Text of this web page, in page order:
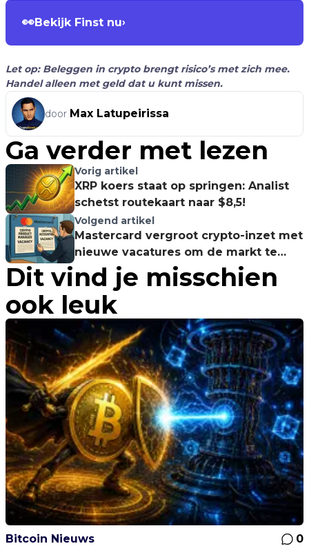
👀Bekijk Finst nu›
Let op: Beleggen in crypto brengt risico’s met zich mee.
Handel alleen met geld dat u kunt missen.
door Max Latupeirissa
Ga verder met lezen
Vorig artikel
XRP koers staat op springen: Analist
schetst routekaart naar $8,5!
Volgend artikel
Mastercard vergroot crypto-inzet met
nieuwe vacatures om de markt te
veroveren
Dit vind je misschien
ook leuk
Bitcoin Nieuws
0